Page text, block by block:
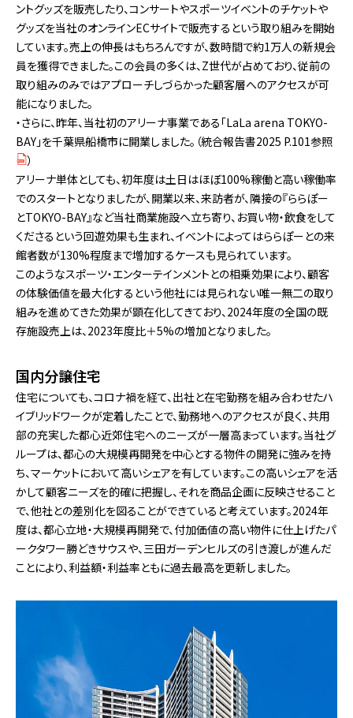
ントグッズを販売したり、コンサートやスポーツイベントのチケットや
グッズを当社のオンラインECサイトで販売するという取り組みを開始
しています。売上の伸長はもちろんですが、数時間で約1万人の新規会
員を獲得できました。この会員の多くは、Z世代が占めており、従前の
取り組みのみではアプローチしづらかった顧客層へのアクセスが可
能になりました。
・さらに、昨年、当社初のアリーナ事業である「LaLa arena TOKYO-
BAY」を千葉県船橋市に開業しました。（統合報告書2025 P.101参照
）
アリーナ単体としても、初年度は土日はほぼ100%稼働と高い稼働率
でのスタートとなりましたが、開業以来、来訪者が、隣接の『ららぽー
とTOKYO-BAY』など当社商業施設へ立ち寄り、お買い物・飲食をして
くださるという回遊効果も生まれ、イベントによってはららぽーとの来
館者数が130%程度まで増加するケースも見られています。
このようなスポーツ・エンターテインメントとの相乗効果により、顧客
の体験価値を最大化するという他社には見られない唯一無二の取り
組みを進めてきた効果が顕在化してきており、2024年度の全国の既
存施設売上は、2023年度比＋5%の増加となりました。
国内分譲住宅
住宅についても、コロナ禍を経て、出社と在宅勤務を組み合わせたハ
イブリッドワークが定着したことで、勤務地へのアクセスが良く、共用
部の充実した都心近郊住宅へのニーズが一層高まっています。当社グ
ループは、都心の大規模再開発を中心とする物件の開発に強みを持
ち、マーケットにおいて高いシェアを有しています。この高いシェアを活
かして顧客ニーズを的確に把握し、それを商品企画に反映させること
で、他社との差別化を図ることができていると考えています。2024年
度は、都心立地・大規模再開発で、付加価値の高い物件に仕上げたパ
ークタワー勝どきサウスや、三田ガーデンヒルズの引き渡しが進んだ
ことにより、利益額・利益率ともに過去最高を更新しました。